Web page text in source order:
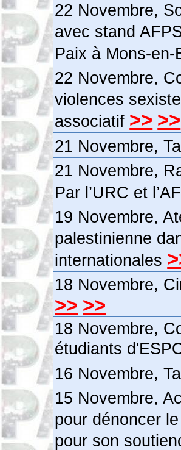
22 Novembre,
avec stand
Paix à Mons-en-
22 Novembre,
violences
associatif >> >>
21 Novembre,
21 Novembre,
Par l’URC et
19 Novembre,
palestinienne
internationales
18 Novembre,
>> >>
18 Novembre,
étudiants
16 Novembre,
15 Novembre,
pour dénoncer
pour son